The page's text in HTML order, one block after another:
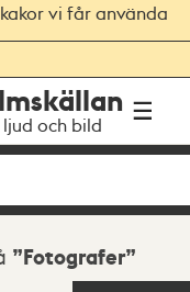
vi får använda
och bild
Fotografer